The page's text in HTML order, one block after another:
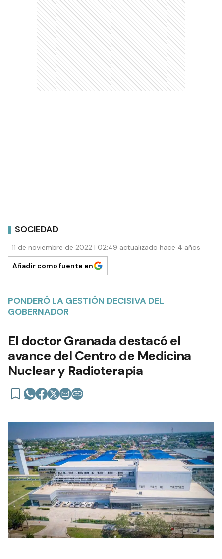
SOCIEDAD
11 de noviembre de 2022 | 02:49 actualizado hace 4 años
Añadir como fuente en
PONDERÓ LA GESTIÓN DECISIVA DEL
GOBERNADOR
El doctor Granada destacó el
avance del Centro de Medicina
Nuclear y Radioterapia